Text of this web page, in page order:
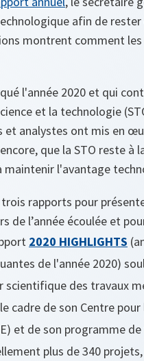
afin de
montrent comment
l'année 2020 et qui
et la technologie
et analystes ont mis en
que la STO reste à
maintenir l'avantage
trois rapports pour
de l’année écoulée et
2020 HIGHLIGHTS
de l'année 2020)
scientifique des travaux
cadre de son Centre
et de son programme
plus de 340